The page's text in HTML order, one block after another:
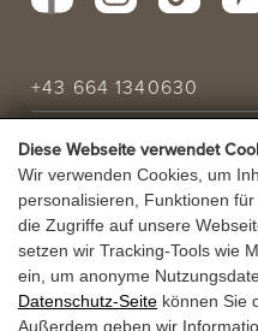
Diese Webseite verwendet
Wir verwenden Cookies, um
personalisieren, Funktionen
die Zugriffe auf unsere
setzen wir Tracking-Tools wie
ein, um anonyme
Datenschutz-Seite können Sie
Außerdem geben wir
+43 664 1340630
info@laerchenhof.biz
Urlaubsanfrage
URLAUBSANGEBOT
GUTSCHEINE